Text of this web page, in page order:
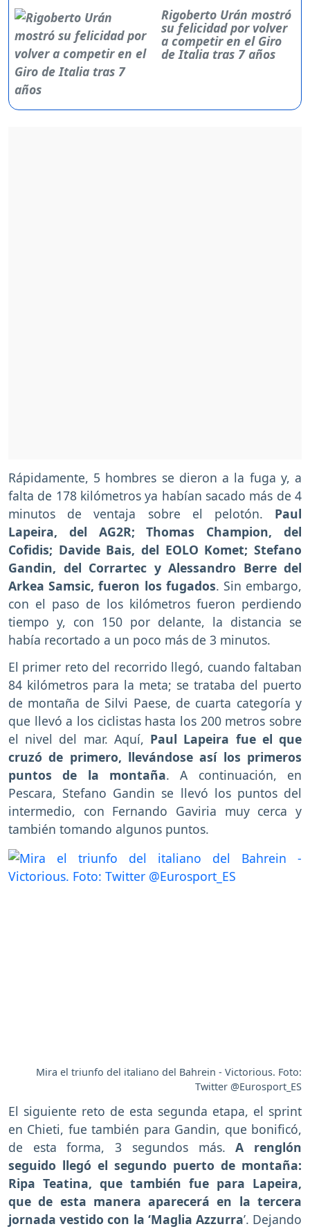
Rigoberto Urán mostró
su felicidad por volver
a competir en el Giro
de Italia tras 7 años
Rápidamente, 5 hombres se dieron a la fuga y, a
falta de 178 kilómetros ya habían sacado más de 4
minutos de ventaja sobre el pelotón. Paul
Lapeira, del AG2R; Thomas Champion, del
Cofidis; Davide Bais, del EOLO Komet; Stefano
Gandin, del Corrartec y Alessandro Berre del
Arkea Samsic, fueron los fugados. Sin embargo,
con el paso de los kilómetros fueron perdiendo
tiempo y, con 150 por delante, la distancia se
había recortado a un poco más de 3 minutos.
El primer reto del recorrido llegó, cuando faltaban
84 kilómetros para la meta; se trataba del puerto
de montaña de Silvi Paese, de cuarta categoría y
que llevó a los ciclistas hasta los 200 metros sobre
el nivel del mar. Aquí, Paul Lapeira fue el que
cruzó de primero, llevándose así los primeros
puntos de la montaña. A continuación, en
Pescara, Stefano Gandin se llevó los puntos del
intermedio, con Fernando Gaviria muy cerca y
también tomando algunos puntos.
Mira el triunfo del italiano del Bahrein - Victorious. Foto:
Twitter @Eurosport_ES
El siguiente reto de esta segunda etapa, el sprint
en Chieti, fue también para Gandin, que bonificó,
de esta forma, 3 segundos más.A renglón
seguido llegó el segundo puerto de montaña:
Ripa Teatina, que también fue para Lapeira,
que de esta manera aparecerá en la tercera
jornada vestido con la ‘Maglia Azzurra’. Dejando